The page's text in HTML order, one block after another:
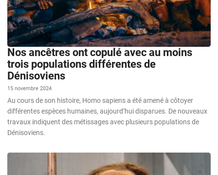
Nos ancêtres ont copulé avec au moins
trois populations différentes de
Dénisoviens
15 novembre 2024
Au cours de son histoire, Homo sapiens a été amené à côtoyer
différentes espèces humaines, aujourd’hui disparues. De nouveaux
travaux indiquent des métissages avec plusieurs populations de
Dénisoviens.